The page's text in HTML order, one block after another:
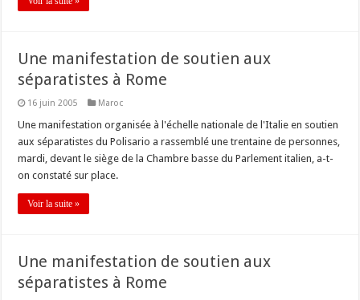
Une manifestation de soutien aux
séparatistes à Rome
16 juin 2005 Maroc
Une manifestation organisée à l'échelle nationale de l'Italie en soutien
aux séparatistes du Polisario a rassemblé une trentaine de personnes,
mardi, devant le siège de la Chambre basse du Parlement italien, a-t-
on constaté sur place.
Voir la suite »
Une manifestation de soutien aux
séparatistes à Rome